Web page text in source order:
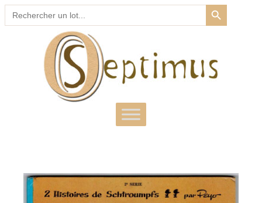
Search
for:
SEARCH BUTTON